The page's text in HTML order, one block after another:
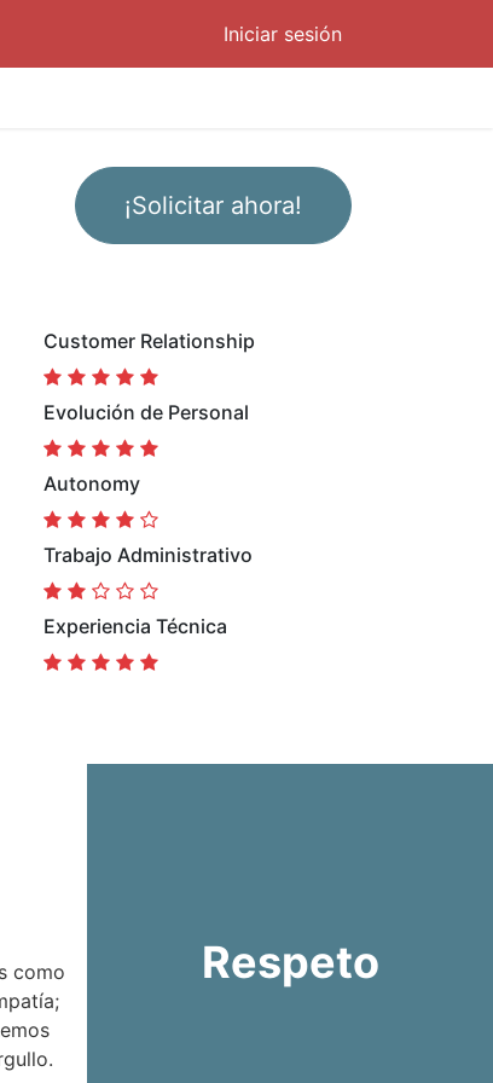
Iniciar sesión
¡Solicitar ahora!
Customer Relationship
Evolución de Personal
Autonomy
Trabajo Administrativo
Experiencia Técnica
como
Respeto